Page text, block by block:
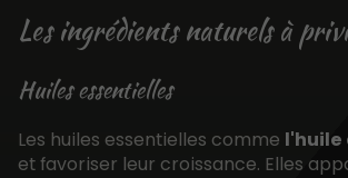
Les ingrédients naturels à
Huiles essentielles
Les huiles essentielles comme l'huile
et favoriser leur croissance. Elles